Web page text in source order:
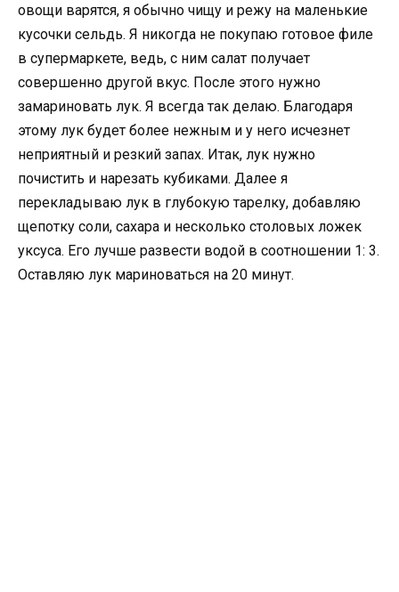
овощи варятся, я обычно чищу и режу на маленькие
кусочки сельдь. Я никогда не покупаю готовое филе
в супермаркете, ведь, с ним салат получает
совершенно другой вкус. После этого нужно
замариновать лук. Я всегда так делаю. Благодаря
этому лук будет более нежным и у него исчезнет
неприятный и резкий запах. Итак, лук нужно
почистить и нарезать кубиками. Далее я
перекладываю лук в глубокую тарелку, добавляю
щепотку соли, сахара и несколько столовых ложек
уксуса. Его лучше развести водой в соотношении 1: 3.
Оставляю лук мариноваться на 20 минут.